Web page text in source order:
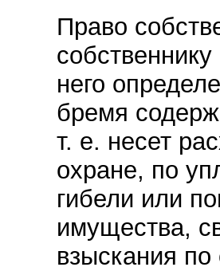
Право
него
бремя
т. е. несет
охране, по
гибели или
имущества,
взыскания по